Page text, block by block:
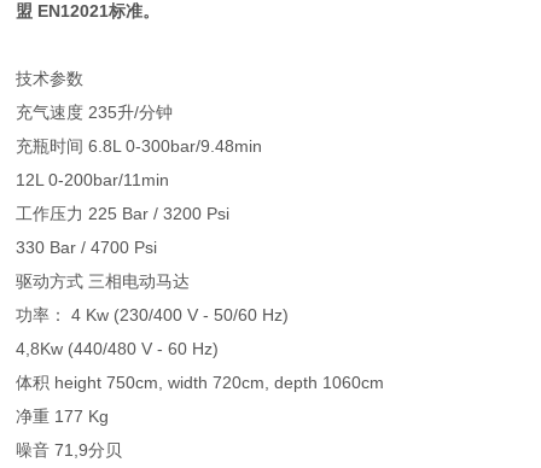
盟 EN12021标准。
技术参数
充气速度 235升/分钟
充瓶时间 6.8L 0-300bar/9.48min
12L 0-200bar/11min
工作压力 225 Bar / 3200 Psi
330 Bar / 4700 Psi
驱动方式 三相电动马达
功率： 4 Kw (230/400 V - 50/60 Hz)
4,8Kw (440/480 V - 60 Hz)
体积 height 750cm, width 720cm, depth 1060cm
净重 177 Kg
噪音 71,9分贝